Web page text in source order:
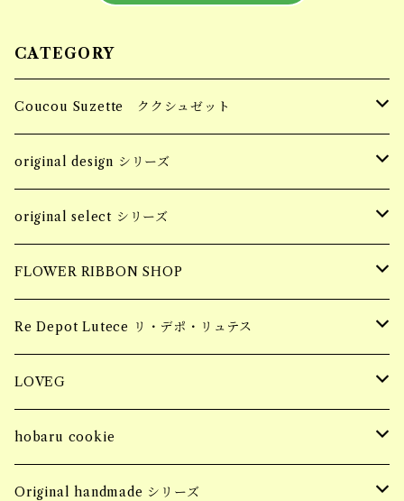
CATEGORY
Coucou Suzette ククシュゼット
Hair Clip ヘアクリップ
Socks 靴下
Pins ピンバッジ
Hair Claw ヘアクロー
BIG HAIR CLAW 大きいヘアクロー
MINI HAIR CLAW 小さいヘアクロー
Barrette バレッタ
original design シリーズ
accessory
piercing
earring
apparel
tops
souvenir
original select シリーズ
accessory
piercing
earring
apparel
tops
bottoms
Candle
Fragrance Pouch
socks
FLOWER RIBBON SHOP
お花柄ステッカー
Re Depot Lutece リ・デポ・リュテス
コッドシートBOX
Sサイズ
Mサイズ
コッドシートTRAY
MASK CODE
LOVEG
soy meat gift pack
ブロックタイプ
seasonning sauce
hobaru cookie
hobaru アソート
Original handmade シリーズ